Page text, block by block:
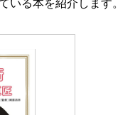
いる本を紹介します。